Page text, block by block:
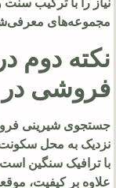
نیاز را با ترکیب سنت
مجموعه‌های
نکته دوم
فروشی
جستجوی شیرینی
نزدیک به محل
با ترافیک سنگین
علاوه بر کیفیت،